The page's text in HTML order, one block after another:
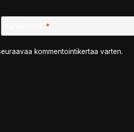
*
kommentointikertaa varten.